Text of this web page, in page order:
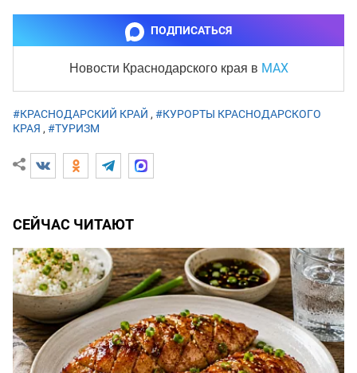
ПОДПИСАТЬСЯ
Новости Краснодарского края в MAX
#КРАСНОДАРСКИЙ КРАЙ , #КУРОРТЫ КРАСНОДАРСКОГО
КРАЯ , #ТУРИЗМ
СЕЙЧАС ЧИТАЮТ